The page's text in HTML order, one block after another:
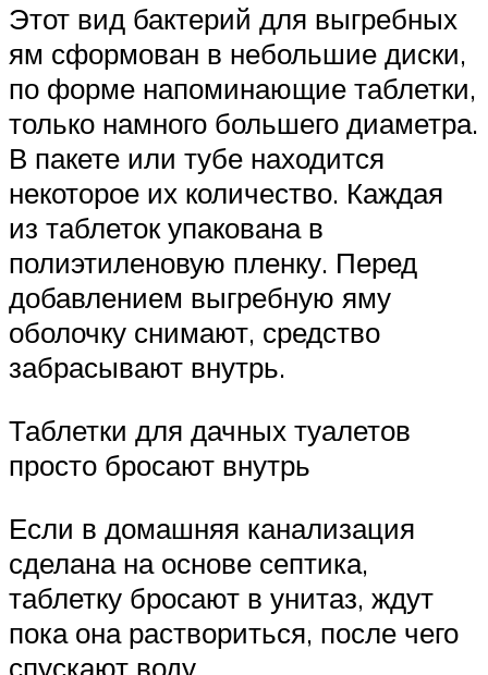
Этот вид бактерий для выгребных
ям сформован в небольшие диски,
по форме напоминающие таблетки,
только намного большего диаметра.
В пакете или тубе находится
некоторое их количество. Каждая
из таблеток упакована в
полиэтиленовую пленку. Перед
добавлением выгребную яму
оболочку снимают, средство
забрасывают внутрь.
Таблетки для дачных туалетов
просто бросают внутрь
Если в домашняя канализация
сделана на основе септика,
таблетку бросают в унитаз, ждут
пока она раствориться, после чего
спускают воду.